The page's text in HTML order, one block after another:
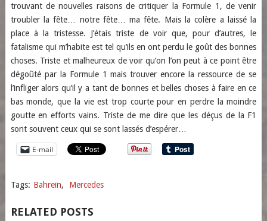
trouvant de nouvelles raisons de critiquer la Formule 1, de venir
troubler la fête… notre fête… ma fête. Mais la colère a laissé la
place à la tristesse. J’étais triste de voir que, pour d’autres, le
fatalisme qui m’habite est tel qu’ils en ont perdu le goût des bonnes
choses. Triste et malheureux de voir qu’on l’on peut à ce point être
dégoûté par la Formule 1 mais trouver encore la ressource de se
l’infliger alors qu’il y a tant de bonnes et belles choses à faire en ce
bas monde, que la vie est trop courte pour en perdre la moindre
goutte en efforts vains. Triste de me dire que les déçus de la F1
sont souvent ceux qui se sont lassés d’espérer…
E-mail
Tags: Bahreïn, Mercedes
RELATED POSTS